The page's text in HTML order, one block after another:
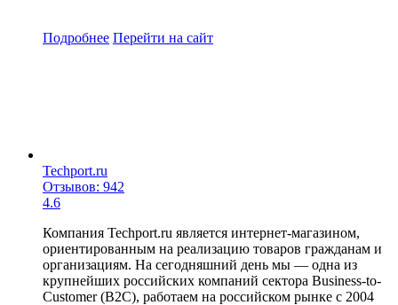
Подробнее Перейти на сайт
Techport.ru
Отзывов: 942
4.6
Компания Techport.ru является интернет-магазином,
ориентированным на реализацию товаров гражданам и
организациям. На сегодняшний день мы — одна из
крупнейших российских компаний сектора Business-to-
Customer (B2C), работаем на российском рынке с 2004